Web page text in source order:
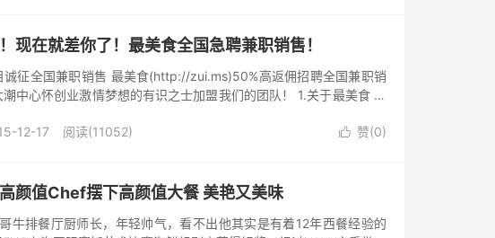
现在就差你了！最美食全国急聘兼职销售！
诚征全国兼职销售 最美食(http://zui.ms)50%高返佣招聘全国兼职销
中心怀创业激情梦想的有识之士加盟我们的团队！ 1.关于最美食 最
 赞(0)
12-17 阅读(11052)
高颜值Chef摆下高颜值大餐 美艳又美味
牛排餐厅厨师长，年轻帅气，看不出他其实是有着12年西餐经验的